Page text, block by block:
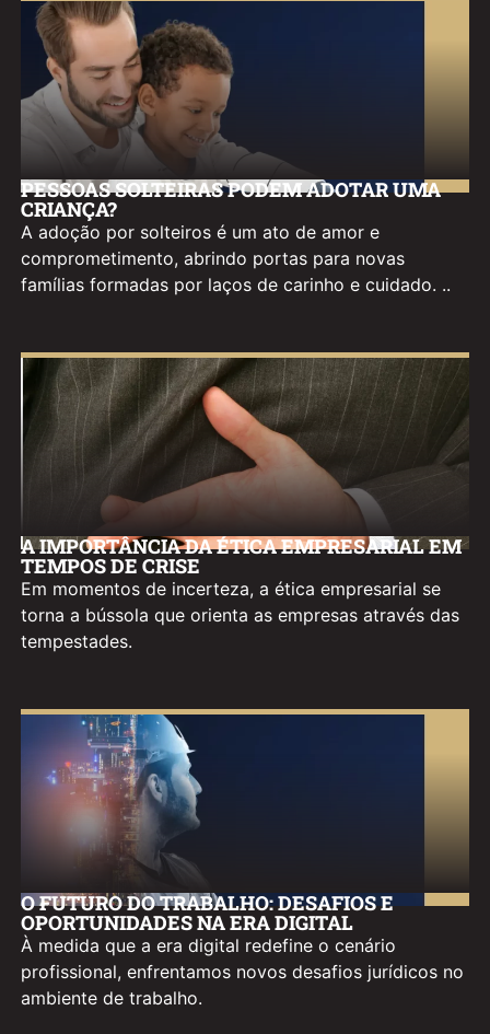
PESSOAS SOLTEIRAS PODEM ADOTAR UMA
CRIANÇA?
A adoção por solteiros é um ato de amor e
comprometimento, abrindo portas para novas
famílias formadas por laços de carinho e cuidado. ..
A IMPORTÂNCIA DA ÉTICA EMPRESARIAL EM
TEMPOS DE CRISE
Em momentos de incerteza, a ética empresarial se
torna a bússola que orienta as empresas através das
tempestades.
O FUTURO DO TRABALHO: DESAFIOS E
OPORTUNIDADES NA ERA DIGITAL
À medida que a era digital redefine o cenário
profissional, enfrentamos novos desafios jurídicos no
ambiente de trabalho.